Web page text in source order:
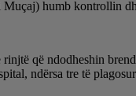
humb kontrollin
që ndodheshin
ndërsa tre të